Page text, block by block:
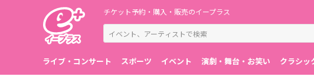
チケット予約・購入・販売のイープラス
ライブ・コンサート スポーツ イベント 演劇・舞台・お笑い クラシッ